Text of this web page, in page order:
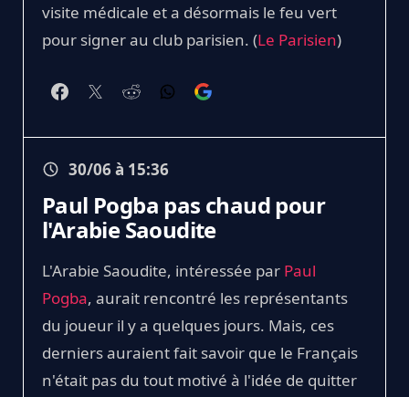
visite médicale et a désormais le feu vert
pour signer au club parisien. (Le Parisien)
30/06 à 15:36
Paul Pogba pas chaud pour
l'Arabie Saoudite
L'Arabie Saoudite, intéressée par Paul
Pogba, aurait rencontré les représentants
du joueur il y a quelques jours. Mais, ces
derniers auraient fait savoir que le Français
n'était pas du tout motivé à l'idée de quitter